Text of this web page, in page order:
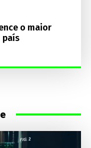
o maior
país